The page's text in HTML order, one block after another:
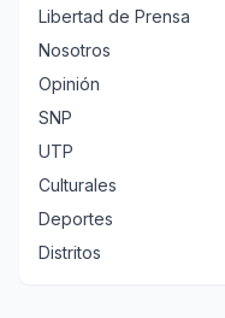
Libertad de Prensa
Nosotros
Opinión
SNP
UTP
Culturales
Deportes
Distritos